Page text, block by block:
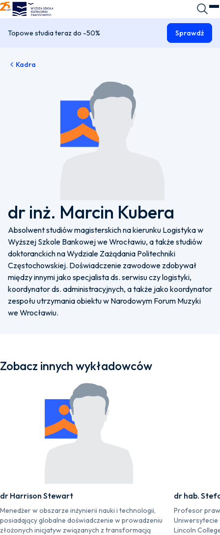
WSKZ - strona główna
Topowe studia teraz do -50% Sprawdź
Kadra
dr inż. Marcin Kubera
Absolwent studiów magisterskich na kierunku Logistyka w
Wyższej Szkole Bankowej we Wrocławiu, a także studiów
doktoranckich na Wydziale Zażądania Politechniki
Częstochowskiej. Doświadczenie zawodowe zdobywał
między innymi jako specjalista ds. serwisu czy logistyki,
koordynator ds. administracyjnych, a także jako koordynator
zespołu utrzymania obiektu w Narodowym Forum Muzyki
we Wrocławiu.
Zobacz innych wykładowców
dr Harrison Stewart
Menedżer w obszarze inżynierii nauki i technologii,
posiadający globalne doświadczenie w prowadzeniu
złożonych inicjatyw związanych z transformacją
dr hab.
Profesor
Lincoln